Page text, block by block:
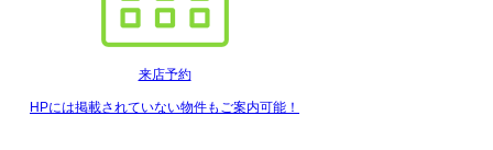
来店予約
HPには掲載されていない物件もご案内可能！